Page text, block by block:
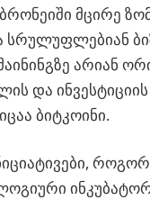
მცირე
არიან
და
ბიტკოინი.